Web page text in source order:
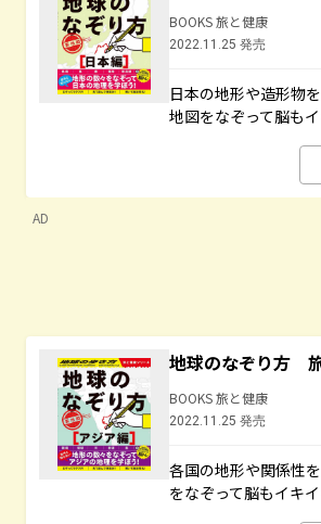
BOOKS 旅と健康
2022.11.25 発売
日本の地形や造形物
地図をなぞって脳もイ
AD
地球のなぞり方
BOOKS 旅と健康
2022.11.25 発売
各国の地形や関係性
をなぞって脳もイキイ